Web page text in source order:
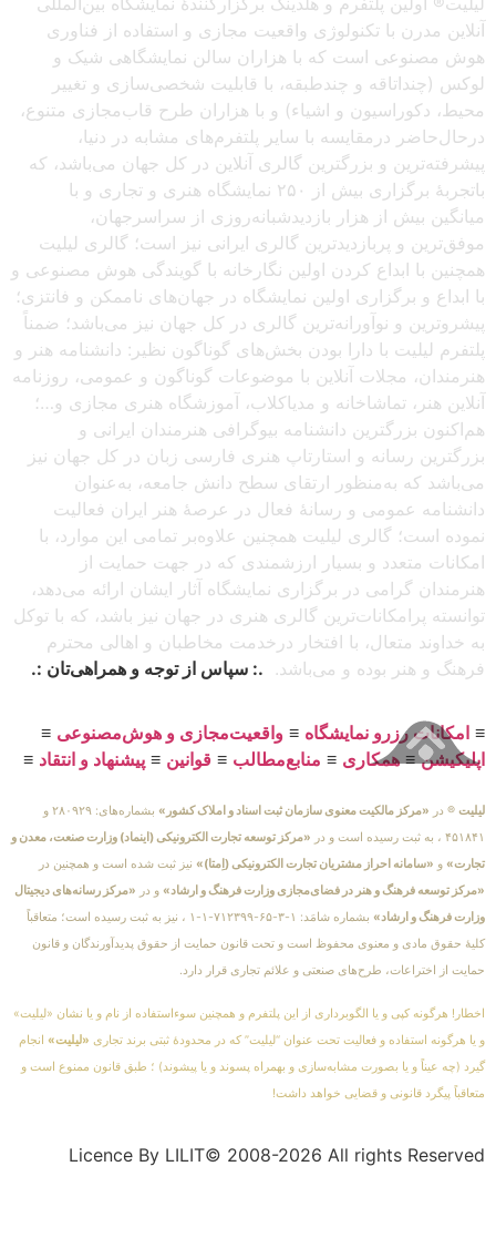
آنلاین مدرن با تکنولوژی واقعیت مجازی و استفاده از فناوری
هوش مصنوعی است که با هزاران سالن نمایشگاهی شیک و
لوکس (چنداتاقه و چندطبقه، با قابلیت شخصی‌سازی و تغییر
محیط، دکوراسیون و اشیاء) و با هزاران طرح قاب‌مجازی متنوع،
درحال‌حاضر درمقایسه با سایر پلتفرم‌های مشابه در دنیا،
پیشرفته‌ترین و بزرگترین گالری آنلاین در کل جهان می‌باشد، که
باتجربهٔ برگزاری بیش از ۲۵۰ نمایشگاه هنری و تجاری و با
میانگین بیش از هزار بازدیدشبانه‌روزی از سراسرجهان،
موفق‌ترین و پربازدیدترین گالری ایرانی نیز است؛ گالری لیلیت
همچنین با ابداع کردن اولین نگارخانه با گویندگی هوش مصنوعی و
با ابداع و برگزاری اولین نمایشگاه در جهان‌های ناممکن و فانتزی؛
پیشروترین و نوآورانه‌ترین گالری در کل جهان نیز می‌باشد؛ ضمناً
پلتفرم لیلیت با دارا بودن بخش‌های گوناگون نظیر: دانشنامه هنر و
هنرمندان، مجلات آنلاین با موضوعات گوناگون و عمومی، روزنامه
آنلاین هنر، تماشاخانه و مدیاکلاب، آموزشگاه هنری مجازی و…؛
هم‌اکنون بزرگترین دانشنامه بیوگرافی هنرمندان ایرانی و
بزرگترین رسانه و استارتاپ هنری فارسی زبان در کل جهان نیز
می‌باشد که به‌منظور ارتقای سطح دانش جامعه، به‌عنوان
دانشنامه عمومی و رسانهٔ فعال در عرصهٔ هنر ایران فعالیت
نموده است؛ گالری لیلیت همچنین علاوه‌بر تمامی این موارد، با
امکانات متعدد و بسیار ارزشمندی که در جهت حمایت از
هنرمندان گرامی در برگزاری نمایشگاه آثار ایشان ارائه می‌دهد،
توانسته پرامکانات‌ترین گالری هنری در جهان نیز باشد، که با توکل
به خداوند متعال، با افتخار درخدمت مخاطبان و اهالی محترم
فرهنگ و هنر بوده و می‌باشد. .: سپاس از توجه و همراهی‌تان :.
≡ امکانات رزرو نمایشگاه ≡ واقعیت‌مجازی و هوش‌مصنوعی ≡
اپلیکیشن≡همکاری ≡ منابع‌مطالب ≡ قوانین ≡ پیشنهاد و انتقاد ≡
لیلیت ® در «مرکز مالکیت معنوی سازمان ثبت اسناد و املاک کشور»
بشماره‌های: ۲۸۰۹۲۹ و
۴۵۱۸۴۱ ، به ثبت رسیده است و در
«مرکز توسعه تجارت الکترونیکی (اینماد) وزارت صنعت، معدن و
تجارت» و «سامانه احراز مشتریان تجارت الکترونیکی (اِمتا)» نیز ثبت شده است و همچنین در
«مرکز توسعه فرهنگ و هنر در فضای‌مجازی وزارت فرهنگ و ارشاد» و در «مرکز رسانه‌های دیجیتال
وزارت فرهنگ و ارشاد»
بشماره شامَد: ۱-۳-۶۵-۷۱۲۳۹۹-۱-۱ ، نیز به ثبت رسیده است؛ متعاقباً
کلیهٔ حقوق مادی و معنوی محفوظ است و تحت قانون حمایت از حقوق پدیدآورندگان و قانون
حمایت از اختراعات، طرح‌های صنعتی و علائم تجاری قرار دارد.
اخطار! هرگونه کپی و یا الگوبرداری از این پلتفرم و همچنین سوءاستفاده از نام و یا نشان «لیلیت»
و یا هرگونه استفاده و فعالیت تحت عنوان “لیلیت” که در محدودهٔ ثبتی برند تجاری «لیلیت» انجام
گیرد (چه عیناً و یا بصورت مشابه‌سازی و بهمراه پسوند و یا پیشوند) ؛ طبق قانون ممنوع است و
متعاقباً پیگرد قانونی و قضایی خواهد داشت!
Licence By LILIT© 2008-2026 All rights Reserved